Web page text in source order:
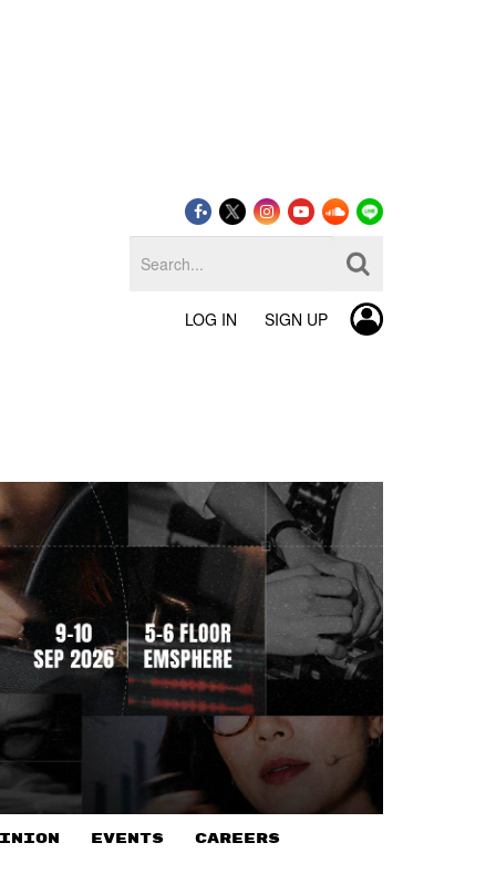
LOG IN SIGN UP
EVENTS CAREERS